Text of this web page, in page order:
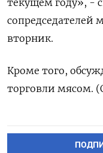
текущем году», -
вторник.
Кроме того,
торговли мясом.